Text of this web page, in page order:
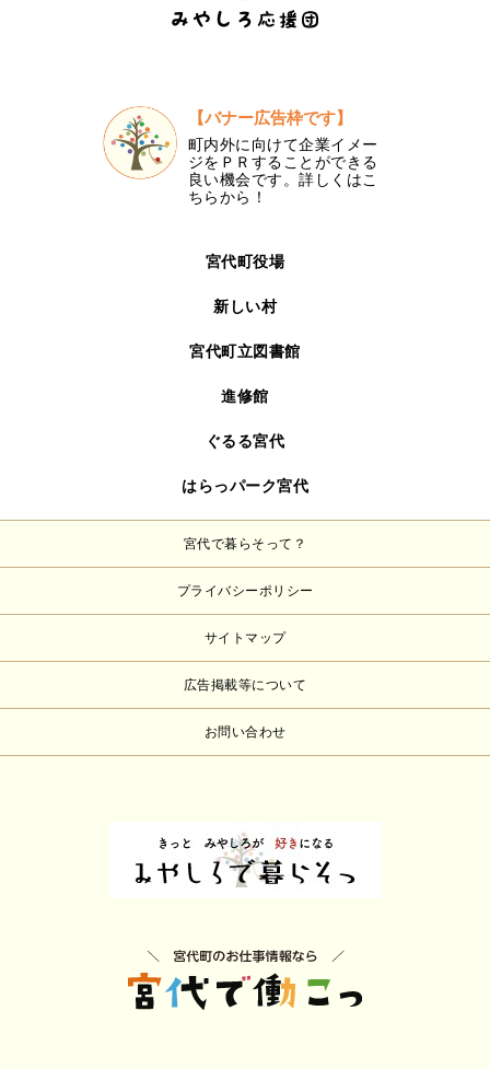
【バナー広告枠です】
町内外に向けて企業イメー
ジをＰＲすることができる
良い機会です。詳しくはこ
ちらから！
宮代町役場
新しい村
宮代町立図書館
進修館
ぐるる宮代
はらっパーク宮代
宮代で暮らそって？
プライバシーポリシー
サイトマップ
広告掲載等について
お問い合わせ